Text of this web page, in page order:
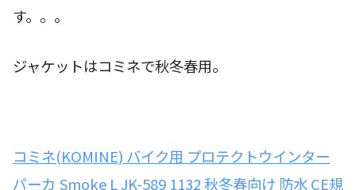
す。。。
ジャケットはコミネで秋冬春用。
コミネ(KOMINE) バイク用 プロテクトウインター
パーカ Smoke L JK-589 1132 秋冬春向け 防水 CE規